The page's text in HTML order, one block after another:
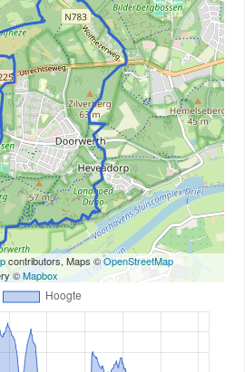
contributors, Maps ©OpenStreetMap
©Mapbox